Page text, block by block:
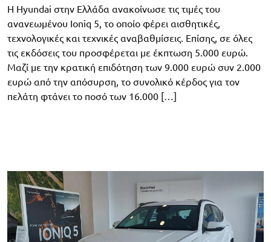
Η Hyundai στην Ελλάδα ανακοίνωσε τις τιμές του
ανανεωμένου Ioniq 5, το οποίο φέρει αισθητικές,
τεχνολογικές και τεχνικές αναβαθμίσεις. Επίσης, σε όλες
τις εκδόσεις του προσφέρεται με έκπτωση 5.000 ευρώ.
Μαζί με την κρατική επιδότηση των 9.000 ευρώ συν 2.000
ευρώ από την απόσυρση, το συνολικό κέρδος για τον
πελάτη φτάνει το ποσό των 16.000 […]